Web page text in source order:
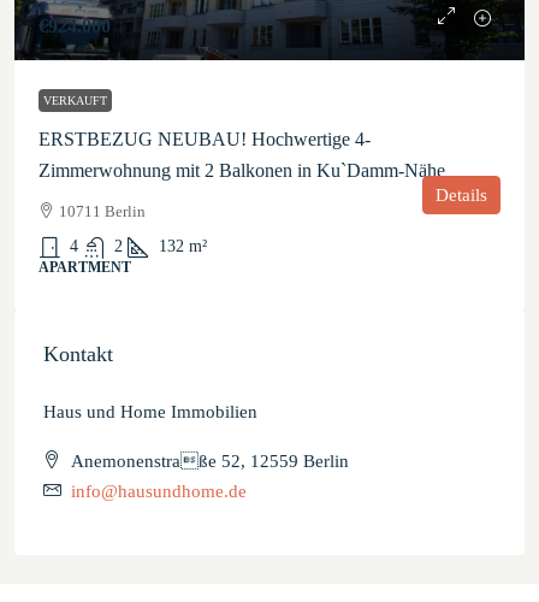
€924.000
VERKAUFT
ERSTBEZUG NEUBAU! Hochwertige 4-
Zimmerwohnung mit 2 Balkonen in Ku`Damm-Nähe
10711 Berlin
4
2 132 m²
APARTMENT
Details
Kontakt
Haus und Home Immobilien
Anemonenstraße 52, 12559 Berlin
info@hausundhome.de